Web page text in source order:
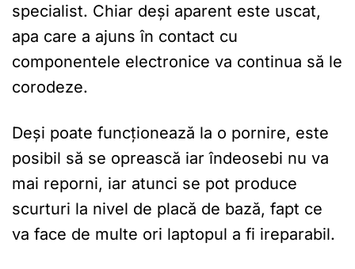
specialist. Chiar deși aparent este uscat,
apa care a ajuns în contact cu
componentele electronice va continua să le
corodeze.
Deși poate funcționează la o pornire, este
posibil să se oprească iar îndeosebi nu va
mai reporni, iar atunci se pot produce
scurturi la nivel de placă de bază, fapt ce
va face de multe ori laptopul a fi ireparabil.